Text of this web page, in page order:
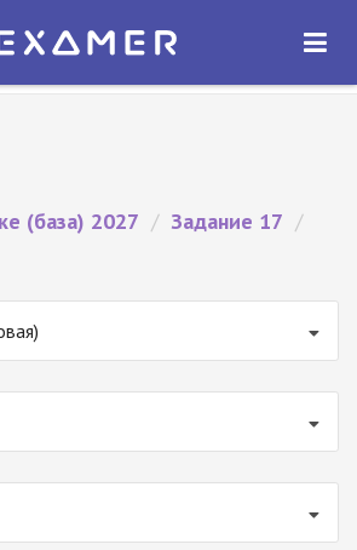
— ЕГЭ 2027
ОТКРЫТЬ
(база) 2027 / Задание 17 /